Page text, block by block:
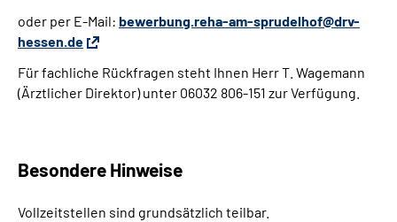
oder per E-Mail: bewerbung.reha-am-sprudelhof@drv-
hessen.de
Für fachliche Rückfragen steht Ihnen Herr T. Wagemann
(Ärztlicher Direktor) unter 06032 806-151 zur Verfügung.
Besondere Hinweise
Vollzeitstellen sind grundsätzlich teilbar.